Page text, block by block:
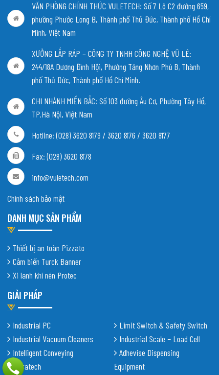
VĂN PHÒNG CHÍNH THỨC VULETECH: Số 7 Lô C2 đường 659,
phường Phước Long B, Thành phố Thủ Đức, Thành phố Hồ Chí
Minh, Việt Nam
XƯỞNG LẮP RÁP – CÔNG TY TNHH CÔNG NGHỆ VŨ LÊ:
244/18A Dương Đình Hội, Phường Tăng Nhơn Phú B, Thành
phố Thủ Đức, Thành phố Hồ Chí Minh.
CHI NHÁNH MIỀN BẮC: Số 103 đường Âu Cơ, Phường Tây Hồ,
TP.Hà Nội, Việt Nam
Hotline: (028) 3620 8179 / 3620 8176 / 3620 8177
Fax: (028) 3620 8178
info@vuletech.com
Chính sách bảo mật
DANH MỤC SẢN PHẨM
Thiết bị an toàn Pizzato
Cảm biến Turck Banner
Xi lanh khí nén Protec
GIẢI PHÁP
Industrial PC
Industrial Vacuum Cleaners
Intelligent Conveying
Shiratech
Limit Switch & Safety Switch
Industrial Scale – Load Cell
Adhevise Dispensing
Equipment